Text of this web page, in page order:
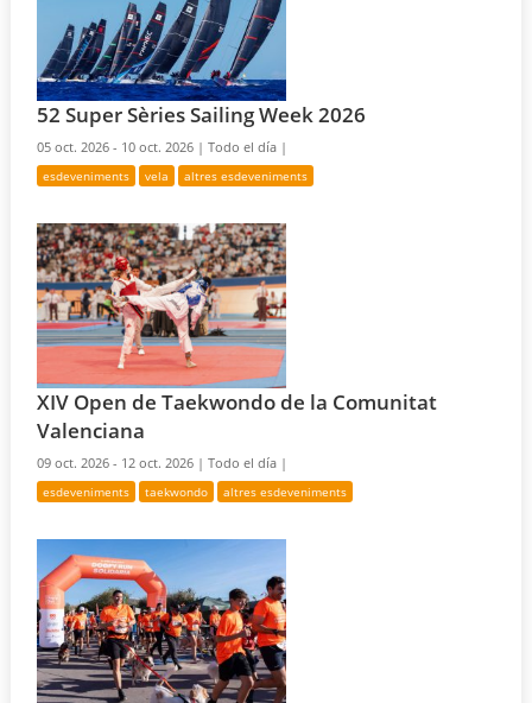
52 Super Sèries Sailing Week 2026
05 oct. 2026 - 10 oct. 2026 |Todo el día |
esdeveniments vela altres esdeveniments
XIV Open de Taekwondo de la Comunitat
Valenciana
09 oct. 2026 - 12 oct. 2026 |Todo el día |
esdeveniments taekwondo altres esdeveniments